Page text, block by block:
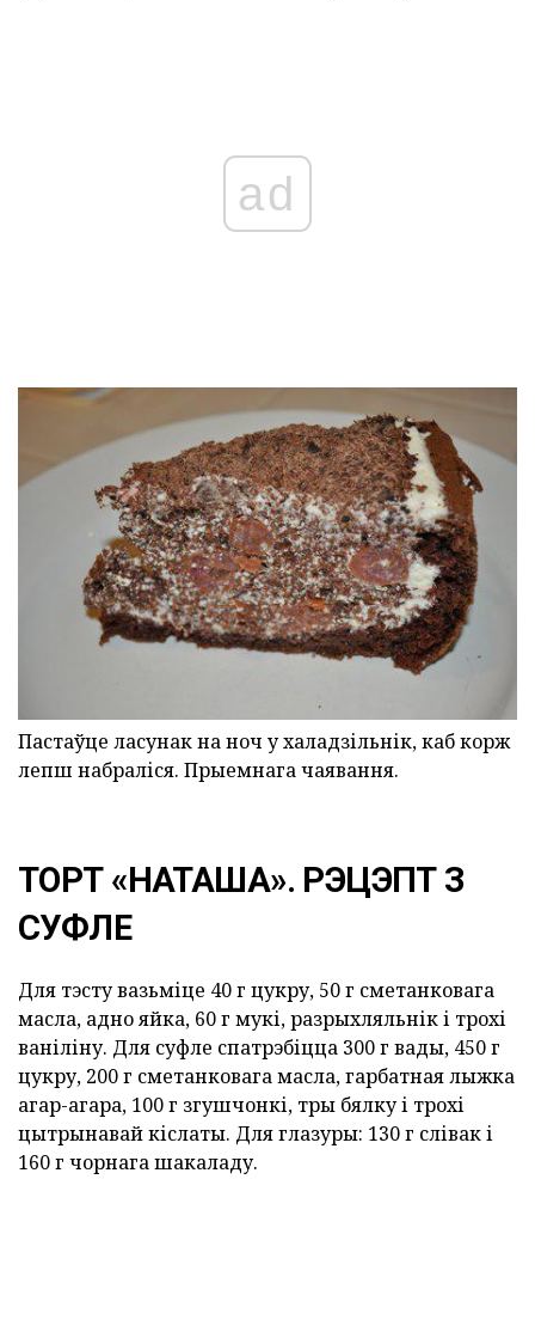
ad
Пастаўце ласунак на ноч у халадзільнік, каб корж
лепш набраліся. Прыемнага чаявання.
ТОРТ «НАТАША». РЭЦЭПТ З
СУФЛЕ
Для тэсту вазьміце 40 г цукру, 50 г сметанковага
масла, адно яйка, 60 г мукі, разрыхляльнік і трохі
ваніліну. Для суфле спатрэбіцца 300 г вады, 450 г
цукру, 200 г сметанковага масла, гарбатная лыжка
агар-агара, 100 г згушчонкі, тры бялку і трохі
цытрынавай кіслаты. Для глазуры: 130 г слівак і
160 г чорнага шакаладу.